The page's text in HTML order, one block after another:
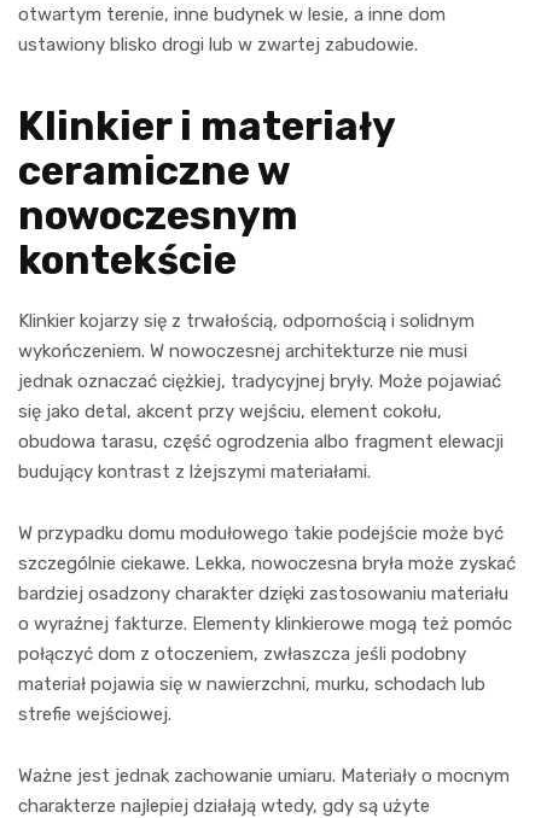
otwartym terenie, inne budynek w lesie, a inne dom
ustawiony blisko drogi lub w zwartej zabudowie.
Klinkier i materiały
ceramiczne w
nowoczesnym
kontekście
Klinkier kojarzy się z trwałością, odpornością i solidnym
wykończeniem. W nowoczesnej architekturze nie musi
jednak oznaczać ciężkiej, tradycyjnej bryły. Może pojawiać
się jako detal, akcent przy wejściu, element cokołu,
obudowa tarasu, część ogrodzenia albo fragment elewacji
budujący kontrast z lżejszymi materiałami.
W przypadku domu modułowego takie podejście może być
szczególnie ciekawe. Lekka, nowoczesna bryła może zyskać
bardziej osadzony charakter dzięki zastosowaniu materiału
o wyraźnej fakturze. Elementy klinkierowe mogą też pomóc
połączyć dom z otoczeniem, zwłaszcza jeśli podobny
materiał pojawia się w nawierzchni, murku, schodach lub
strefie wejściowej.
Ważne jest jednak zachowanie umiaru. Materiały o mocnym
charakterze najlepiej działają wtedy, gdy są użyte